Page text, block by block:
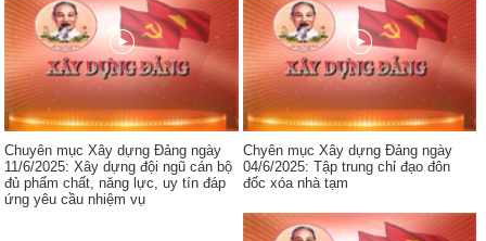
Chuyên mục Xây dựng Đảng ngày
11/6/2025: Xây dựng đội ngũ cán bộ
đủ phẩm chất, năng lực, uy tín đáp
ứng yêu cầu nhiệm vụ
Chyên mục Xây dựng Đảng ngày
04/6/2025: Tập trung chỉ đạo đôn
đốc xóa nhà tạm